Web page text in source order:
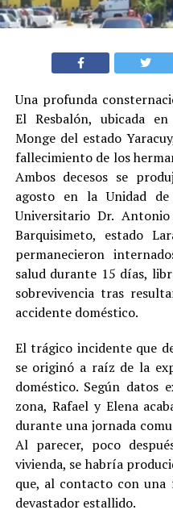
Una profunda
El Resbalón, ubicada
Monge del estado
fallecimiento de los
Ambos decesos se
agosto en la Unidad
Universitario Dr.
Barquisimeto, estado
permanecieron
salud durante 15 días,
sobrevivencia tras
accidente doméstico.
El trágico incidente que
se originó a raíz de la
doméstico. Según datos
zona, Rafael y Elena
durante una jornada
Al parecer, poco
vivienda, se habría
que, al contacto con
devastador estallido.